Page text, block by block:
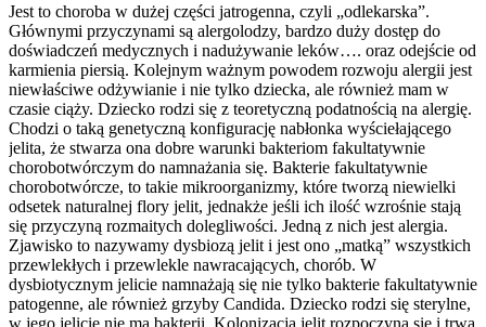
Jest to choroba w dużej części jatrogenna, czyli „odlekarska”.
Głównymi przyczynami są alergolodzy, bardzo duży dostęp do
doświadczeń medycznych i nadużywanie leków…. oraz odejście od
karmienia piersią. Kolejnym ważnym powodem rozwoju alergii jest
niewłaściwe odżywianie i nie tylko dziecka, ale również mam w
czasie ciąży. Dziecko rodzi się z teoretyczną podatnością na alergię.
Chodzi o taką genetyczną konfigurację nabłonka wyściełającego
jelita, że stwarza ona dobre warunki bakteriom fakultatywnie
chorobotwórczym do namnażania się. Bakterie fakultatywnie
chorobotwórcze, to takie mikroorganizmy, które tworzą niewielki
odsetek naturalnej flory jelit, jednakże jeśli ich ilość wzrośnie stają
się przyczyną rozmaitych dolegliwości. Jedną z nich jest alergia.
Zjawisko to nazywamy dysbiozą jelit i jest ono „matką” wszystkich
przewlekłych i przewlekle nawracających, chorób. W
dysbiotycznym jelicie namnażają się nie tylko bakterie fakultatywnie
patogenne, ale również grzyby Candida. Dziecko rodzi się sterylne,
w jego jelicie nie ma bakterii. Kolonizacja jelit rozpoczyna się i trwa